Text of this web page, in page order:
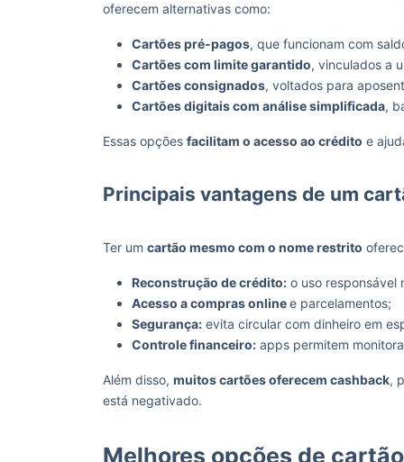
oferecem alternativas como:
Cartões pré-pagos, que funcionam com
Cartões com limite garantido, vinculados a
Cartões consignados, voltados para
Cartões digitais com análise simplificada,
Essas opções facilitam o acesso ao crédito e
Principais vantagens de um
Ter um cartão mesmo com o nome restrito
Reconstrução de crédito: o uso responsável
Acesso a compras onlinee parcelamentos;
Segurança: evita circular com dinheiro em
Controle financeiro: apps permitem
Além disso, muitos cartões oferecem cashback,
está negativado.
Melhores opções de